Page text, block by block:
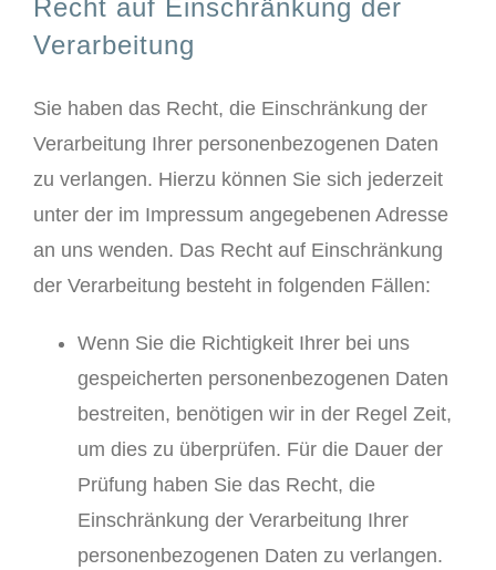
Recht auf Einschränkung der
Verarbeitung
Sie haben das Recht, die Einschränkung der
Verarbeitung Ihrer personenbezogenen Daten
zu verlangen. Hierzu können Sie sich jederzeit
unter der im Impressum angegebenen Adresse
an uns wenden. Das Recht auf Einschränkung
der Verarbeitung besteht in folgenden Fällen:
Wenn Sie die Richtigkeit Ihrer bei uns
gespeicherten personenbezogenen Daten
bestreiten, benötigen wir in der Regel Zeit,
um dies zu überprüfen. Für die Dauer der
Prüfung haben Sie das Recht, die
Einschränkung der Verarbeitung Ihrer
personenbezogenen Daten zu verlangen.